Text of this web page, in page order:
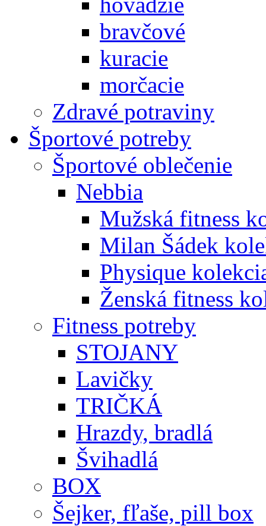
bravčové
kuracie
morčacie
Zdravé potraviny
Športové potreby
Športové oblečenie
Nebbia
Mužská fitness
Milan Šádek
Physique
Ženská fitness
Fitness potreby
STOJANY
Lavičky
TRIČKÁ
Hrazdy, bradlá
Švihadlá
BOX
Šejker, fľaše, pill box